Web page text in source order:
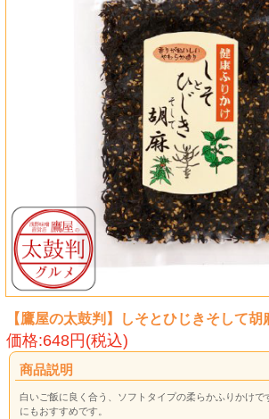
【鷹屋の太鼓判】しそとひじきそして
価格:648円(税込)
商品説明
白いご飯に良く合う、ソフトタイプの柔らかふりかけで
にもおすすめです。